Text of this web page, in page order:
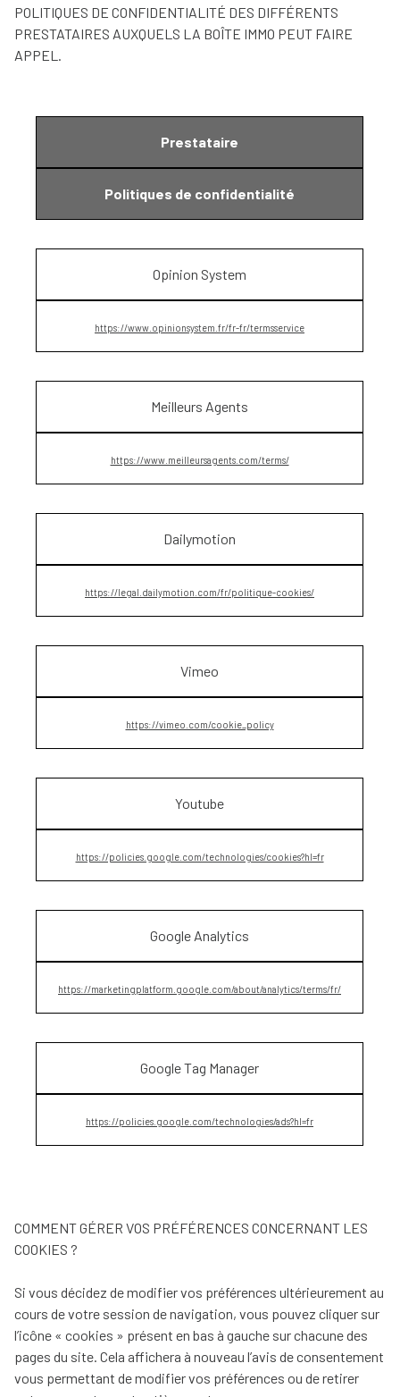
POLITIQUES DE CONFIDENTIALITÉ DES DIFFÉRENTS
PRESTATAIRES AUXQUELS LA BOÎTE IMMO PEUT FAIRE
APPEL.
Prestataire
Politiques de confidentialité
Opinion System
https://www.opinionsystem.fr/fr-fr/termsservice
Meilleurs Agents
https://www.meilleursagents.com/terms/
Dailymotion
https://legal.dailymotion.com/fr/politique-cookies/
Vimeo
https://vimeo.com/cookie_policy
Youtube
https://policies.google.com/technologies/cookies?hl=fr
Google Analytics
https://marketingplatform.google.com/about/analytics/terms/fr/
Google Tag Manager
https://policies.google.com/technologies/ads?hl=fr
COMMENT GÉRER VOS PRÉFÉRENCES CONCERNANT LES
COOKIES ?
Si vous décidez de modifier vos préférences ultérieurement au
cours de votre session de navigation, vous pouvez cliquer sur
l’icône « cookies » présent en bas à gauche sur chacune des
pages du site. Cela affichera à nouveau l’avis de consentement
vous permettant de modifier vos préférences ou de retirer